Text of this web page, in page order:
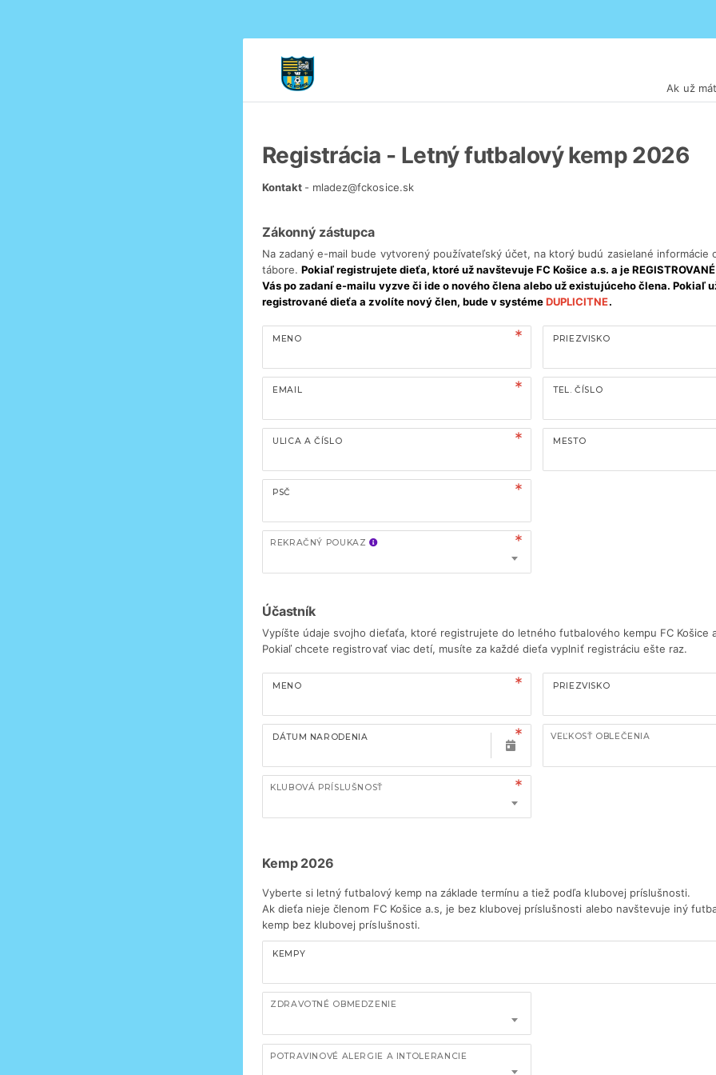
Ak už
Registrácia - Letný futbalový kemp 2026
Kontakt - mladez@fckosice.sk
Zákonný zástupca
Na zadaný e-mail bude vytvorený používateľský účet, na ktorý budú zasielané informácie
tábore.Pokiaľ registrujete dieťa, ktoré už navštevuje FC Košice a.s. a je
Vás po zadaní e-mailu vyzve či ide o nového člena alebo už existujúceho člena. Pokiaľ
registrované dieťa a zvolíte nový člen, bude v systémeDUPLICITNE.
MENO PRIEZVISKO
EMAIL TEL. ČÍSLO
ULICA A ČÍSLO MESTO
PSČ
REKRAČNÝ POUKAZ
Účastník
Vypíšte údaje svojho dieťaťa, ktoré registrujete do letného futbalového kempu FC Košice
Pokiaľ chcete registrovať viac detí, musíte za každé dieťa vyplniť registráciu ešte raz.
MENO PRIEZVISKO
DÁTUM NARODENIA VEĽKOSŤ OBLEČENIA
KLUBOVÁ PRÍSLUŠNOSŤ
Kemp 2026
Vyberte si letný futbalový kemp na základe termínu a tiež podľa klubovej príslušnosti.
Ak dieťa nieje členom FC Košice a.s, je bez klubovej príslušnosti alebo navštevuje iný
kemp bez klubovej príslušnosti.
KEMPY
ZDRAVOTNÉ OBMEDZENIE
POTRAVINOVÉ ALERGIE A INTOLERANCIE